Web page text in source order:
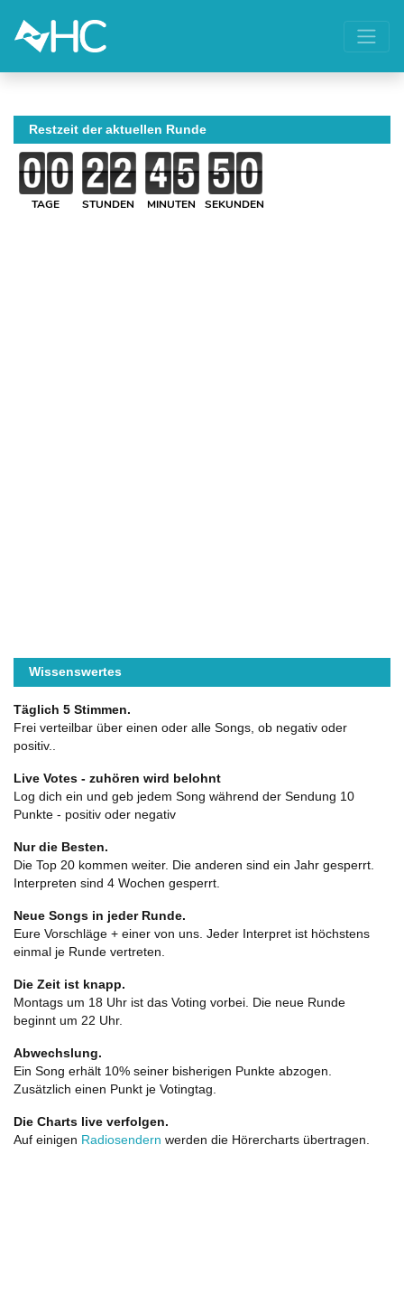
Restzeit der aktuellen Runde
TAGE STUNDEN MINUTEN SEKUNDEN
Wissenswertes
Täglich 5 Stimmen.
Frei verteilbar über einen oder alle Songs, ob negativ oder
positiv..
Live Votes - zuhören wird belohnt
Log dich ein und geb jedem Song während der Sendung 10
Punkte - positiv oder negativ
Nur die Besten.
Die Top 20 kommen weiter. Die anderen sind ein Jahr gesperrt.
Interpreten sind 4 Wochen gesperrt.
Neue Songs in jeder Runde.
Eure Vorschläge + einer von uns. Jeder Interpret ist höchstens
einmal je Runde vertreten.
Die Zeit ist knapp.
Montags um 18 Uhr ist das Voting vorbei. Die neue Runde
beginnt um 22 Uhr.
Abwechslung.
Ein Song erhält 10% seiner bisherigen Punkte abzogen.
Zusätzlich einen Punkt je Votingtag.
Die Charts live verfolgen.
Auf einigen Radiosendern werden die Hörercharts übertragen.